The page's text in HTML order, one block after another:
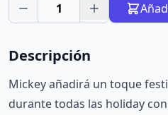
1
Descripción
Mickey añadirá un toque
durante todas las holiday